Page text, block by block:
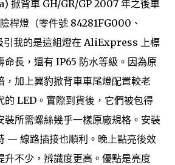
掀背車 GH/GR/GP 2007 年之後車
桿燈（零件號 84281FG000、
引我的是這組燈在 AliExpress 上標
命長，還有 IP65 防水等級。因為原
，加上翼豹掀背車車尾燈配置較老
的 LED。實際到貨後，它們被包得
裝所需螺絲幾乎一樣原廠規格。安裝
— 線路插接也順利。晚上點亮後效
升不少，辨識度更高。優點是亮度